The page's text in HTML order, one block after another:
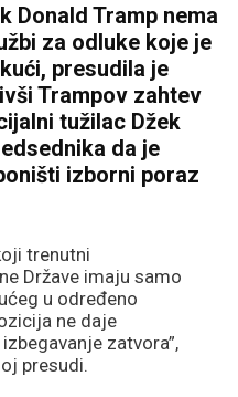
Donald Tramp nema
za odluke koje je
presudila je
Trampov zahtev
tužilac Džek
da je
izborni poraz
trenutni
Države imaju samo
u određeno
ne daje
zatvora”,
presudi.